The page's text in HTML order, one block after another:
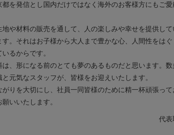
都を発信とし国内だけではなく海外のお客様方にもご
地や材料の販売を通して、人の楽しみや幸せを提供し
す。それはお子様から大人まで豊かな心、人間性をは
るからです。
は、形になる前のとても夢のあるものだと思います。
と元気なスタッフが、皆様をお迎えいたします。
がりを大切にし、社員一同皆様のために精一杯頑張っ
いいたします。
代表